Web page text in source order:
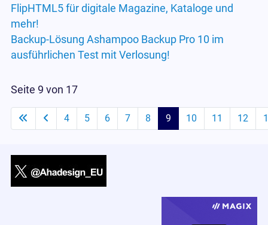
FlipHTML5 für digitale Magazine, Kataloge und
mehr!
Backup-Lösung Ashampoo Backup Pro 10 im
ausführlichen Test mit Verlosung!
Seite 9 von 17
4 5 6 7 8 9 10 11 12